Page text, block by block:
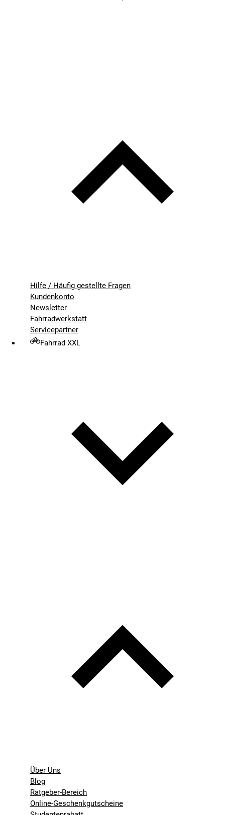
Hilfe / Häufig gestellte Fragen
Kundenkonto
Newsletter
Fahrradwerkstatt
Servicepartner
Fahrrad XXL
Über Uns
Blog
Ratgeber-Bereich
Online-Geschenkgutscheine